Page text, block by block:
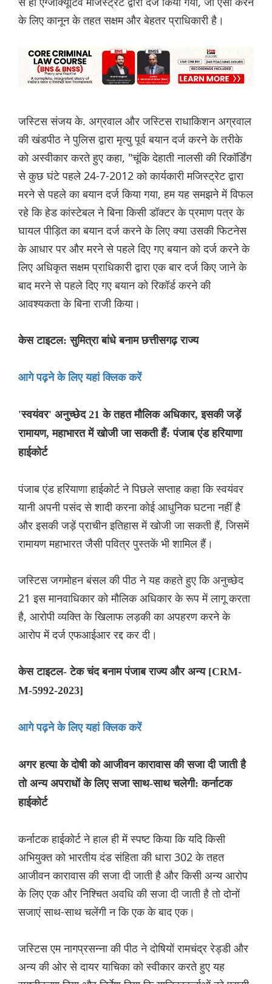
के लिए कानून के तहत सक्षम और बेहतर प्राधिकारी है।
जस्टिस संजय के. अग्रवाल और जस्टिस राधाकिशन अग्रवाल
की खंडपीठ ने पुलिस द्वारा मृत्यु पूर्व बयान दर्ज करने के तरीके
को अस्वीकार करते हुए कहा, "चूंकि देहाती नालसी की रिकॉर्डिंग
से कुछ घंटे पहले 24-7-2012 को कार्यकारी मजिस्ट्रेट द्वारा
मरने से पहले का बयान दर्ज किया गया, हम यह समझने में विफल
रहे कि हेड कांस्टेबल ने बिना किसी डॉक्टर के प्रमाण पत्र के
घायल पीड़ित का बयान दर्ज करने के लिए क्या उसकी फिटनेस
के आधार पर और मरने से पहले दिए गए बयान को दर्ज करने के
लिए अधिकृत सक्षम प्राधिकारी द्वारा एक बार दर्ज किए जाने के
बाद मरने से पहले दिए गए बयान को रिकॉर्ड करने की
आवश्यकता के बिना राजी किया।
केस टाइटल: सुमित्रा बांधे बनाम छत्तीसगढ़ राज्य
आगे पढ़ने के लिए यहां क्लिक करें
'स्वयंवर' अनुच्छेद 21 के तहत मौलिक अधिकार, इसकी जड़ें
रामायण, महाभारत में खोजी जा सकती हैं: पंजाब एंड हरियाणा
हाईकोर्ट
पंजाब एंड हरियाणा हाईकोर्ट ने पिछले सप्ताह कहा कि स्वयंवर
यानी अपनी पसंद से शादी करना कोई आधुनिक घटना नहीं है
और इसकी जड़ें प्राचीन इतिहास में खोजी जा सकती हैं, जिसमें
रामायण महाभारत जैसी पवित्र पुस्तकें भी शामिल हैं।
जस्टिस जगमोहन बंसल की पीठ ने यह कहते हुए कि अनुच्छेद
21 इस मानवाधिकार को मौलिक अधिकार के रूप में लागू करता
है, आरोपी व्यक्ति के खिलाफ लड़की का अपहरण करने के
आरोप में दर्ज एफआईआर रद्द कर दी।
केस टाइटल- टेक चंद बनाम पंजाब राज्य और अन्य [CRM-
M-5992-2023]
आगे पढ़ने के लिए यहां क्लिक करें
अगर हत्या के दोषी को आजीवन कारावास की सजा दी जाती है
तो अन्य अपराधों के लिए सजा साथ-साथ चलेगी: कर्नाटक
हाईकोर्ट
कर्नाटक हाईकोर्ट ने हाल ही में स्पष्ट किया कि यदि किसी
अभियुक्त को भारतीय दंड संहिता की धारा 302 के तहत
आजीवन कारावास की सजा दी जाती है और किसी अन्य आरोप
के लिए एक और निश्चित अवधि की सजा दी जाती है तो दोनों
सजाएं साथ-साथ चलेंगी न कि एक के बाद एक।
जस्टिस एम नागप्रसन्ना की पीठ ने दोषियों रामचंद्र रेड्डी और
अन्य की ओर से दायर याचिका को स्वीकार करते हुए यह